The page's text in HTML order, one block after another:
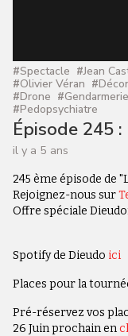
#Spectacle #Jean
#Olivier Véran #
#Drone #Gendarmerie
#Pedopsychiatre
Épisode 245
il y a 5 ans
245 ème épisode de
Rejoignez-nous sur
Offre spéciale
Spotify de Dieudo ici
Places pour la
Pré-réservez vos
26 Juin prochain en